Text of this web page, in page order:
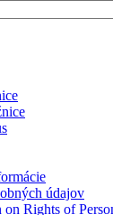
údajov
Rights of